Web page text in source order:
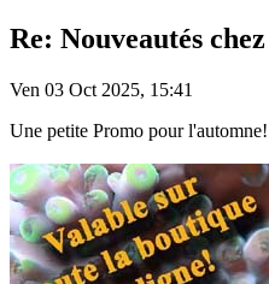
Re: Nouveautés
Ven 03 Oct 2025, 15:41
Une petite Promo pour l'automne!